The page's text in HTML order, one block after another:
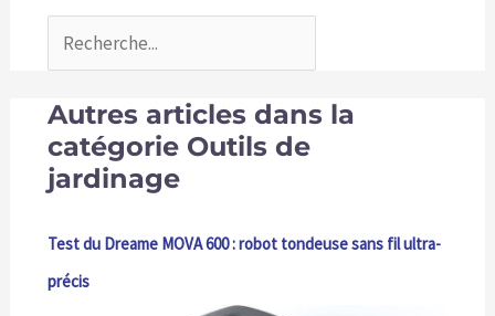
Autres articles dans la
catégorie Outils de
jardinage
Test du Dreame MOVA 600 : robot tondeuse sans fil ultra-
précis